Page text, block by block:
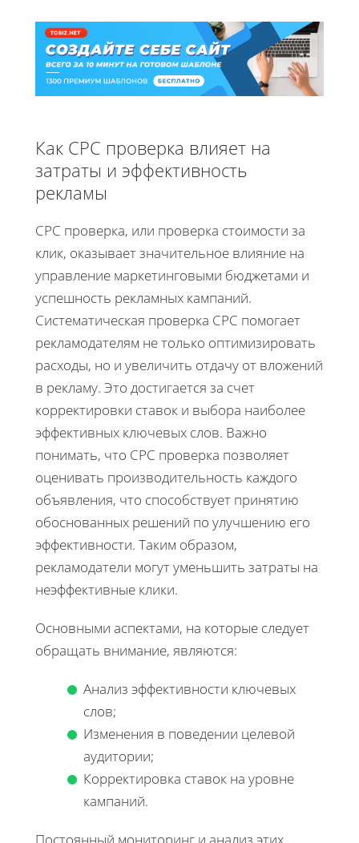
Как CPC проверка влияет на
затраты и эффективность
рекламы
CPC проверка, или проверка стоимости за
клик, оказывает значительное влияние на
управление маркетинговыми бюджетами и
успешность рекламных кампаний.
Систематическая проверка CPC помогает
рекламодателям не только оптимизировать
расходы, но и увеличить отдачу от вложений
в рекламу. Это достигается за счет
корректировки ставок и выбора наиболее
эффективных ключевых слов. Важно
понимать, что CPC проверка позволяет
оценивать производительность каждого
объявления, что способствует принятию
обоснованных решений по улучшению его
эффективности. Таким образом,
рекламодатели могут уменьшить затраты на
неэффективные клики.
Основными аспектами, на которые следует
обращать внимание, являются:
Анализ эффективности ключевых
слов;
Изменения в поведении целевой
аудитории;
Корректировка ставок на уровне
кампаний.
Постоянный мониторинг и анализ этих